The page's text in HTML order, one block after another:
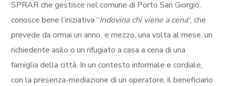
SPRAR che gestisce nel comune di Porto San Giorgio,
conosce bene l’iniziativa “Indovina chi viene a cena“, che
prevede da ormai un anno e mezzo, una volta al mese, un
richiedente asilo o un rifugiato a casa a cena di una
famiglia della città. In un contesto informale e cordiale,
con la presenza-mediazione di un operatore, il beneficiario